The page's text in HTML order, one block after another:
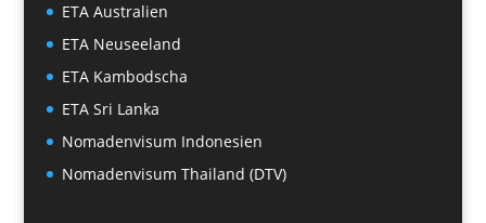
ETA Australien
ETA Neuseeland
ETA Kambodscha
ETA Sri Lanka
Nomadenvisum Indonesien
Nomadenvisum Thailand (DTV)